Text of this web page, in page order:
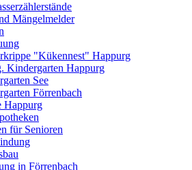
Mängelmelder
"Kükennest" Happurg
Kindergarten Happurg
See
Förrenbach
Happurg
für Senioren
in Förrenbach